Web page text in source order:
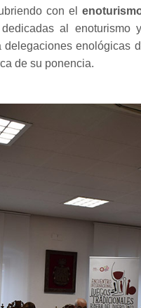
con el
al
enológicas
de su ponencia.